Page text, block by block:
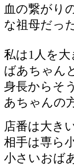
血の繋がり
な祖母だった
私は1人を
ばあちゃん
身長からそ
あちゃんの
店番は大き
相手は専ら
小さいおば